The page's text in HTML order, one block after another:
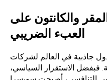
والكانتون على
العبء الضريبي
جاذبية في العالم لشركات
فبفضل الاستقرار السياسي،